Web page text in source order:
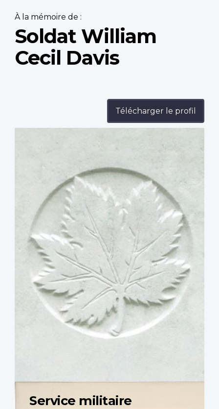
À la mémoire de :
Soldat William
Cecil Davis
Télécharger le profil
Service militaire